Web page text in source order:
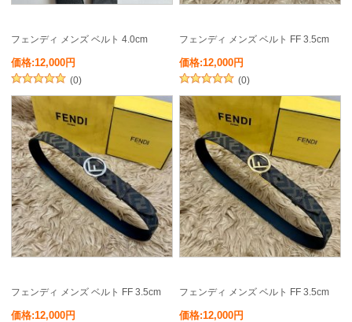
フェンディ メンズ ベルト 4.0cm
価格:12,000円
(0)
フェンディ メンズ ベルト FF 3.5cm
価格:12,000円
(0)
フェンディ メンズ ベルト FF 3.5cm
価格:12,000円
フェンディ メンズ ベルト FF 3.5cm
価格:12,000円